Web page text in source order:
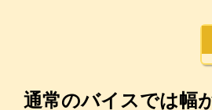
通常のバイスでは幅